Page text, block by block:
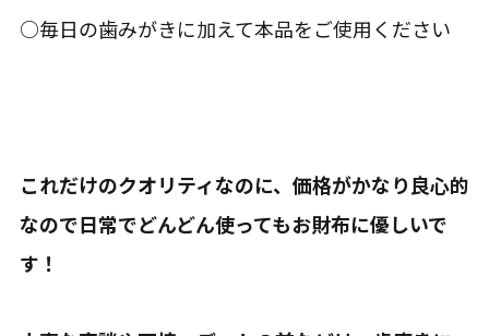
○毎日の歯みがきに加えて本品をご使用ください
これだけのクオリティなのに、価格がかなり良心的
なので日常でどんどん使ってもお財布に優しいで
す！